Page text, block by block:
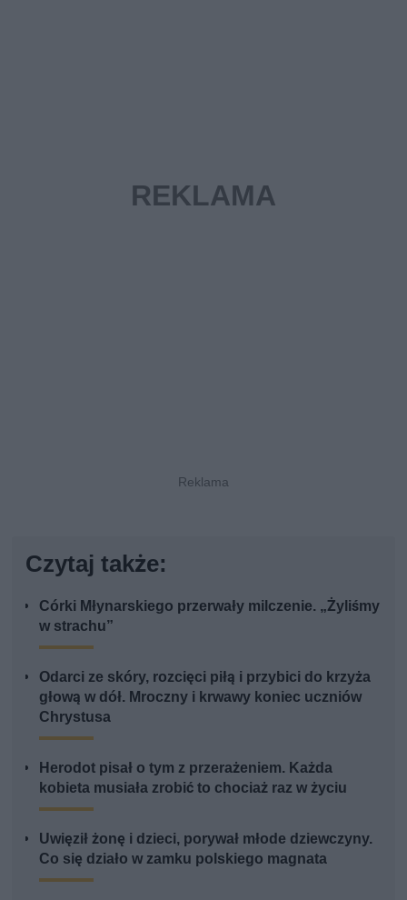
Czytaj także:
Córki Młynarskiego przerwały milczenie. „Żyliśmy
w strachu”
Odarci ze skóry, rozcięci piłą i przybici do krzyża
głową w dół. Mroczny i krwawy koniec uczniów
Chrystusa
Herodot pisał o tym z przerażeniem. Każda
kobieta musiała zrobić to chociaż raz w życiu
Uwięził żonę i dzieci, porywał młode dziewczyny.
Co się działo w zamku polskiego magnata